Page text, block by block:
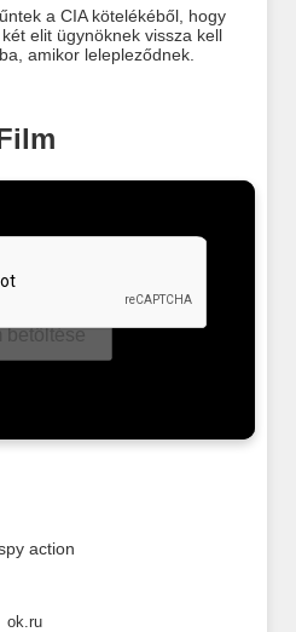
a CIA kötelékéből, hogy
elit ügynöknek vissza kell
amikor lelepleződnek.
betöltése
action
ok.ru